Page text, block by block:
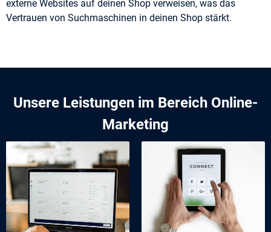
externe Websites auf deinen Shop verweisen, was das
Vertrauen von Suchmaschinen in deinen Shop stärkt.
Unsere Leistungen im Bereich Online-
Marketing